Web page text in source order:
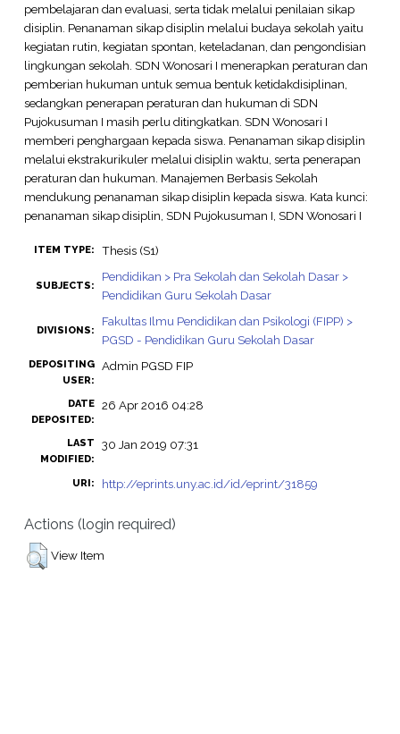
pembelajaran dan evaluasi, serta tidak melalui penilaian sikap
disiplin. Penanaman sikap disiplin melalui budaya sekolah yaitu
kegiatan rutin, kegiatan spontan, keteladanan, dan pengondisian
lingkungan sekolah. SDN Wonosari I menerapkan peraturan dan
pemberian hukuman untuk semua bentuk ketidakdisiplinan,
sedangkan penerapan peraturan dan hukuman di SDN
Pujokusuman I masih perlu ditingkatkan. SDN Wonosari I
memberi penghargaan kepada siswa. Penanaman sikap disiplin
melalui ekstrakurikuler melalui disiplin waktu, serta penerapan
peraturan dan hukuman. Manajemen Berbasis Sekolah
mendukung penanaman sikap disiplin kepada siswa. Kata kunci:
penanaman sikap disiplin, SDN Pujokusuman I, SDN Wonosari I
ITEM TYPE: Thesis (S1)
SUBJECTS:
Pendidikan > Pra Sekolah dan Sekolah Dasar >
Pendidikan Guru Sekolah Dasar
DIVISIONS:
Fakultas Ilmu Pendidikan dan Psikologi (FIPP) >
PGSD - Pendidikan Guru Sekolah Dasar
DEPOSITING
USER:
Admin PGSD FIP
DATE
DEPOSITED:
26 Apr 2016 04:28
LAST
MODIFIED:
30 Jan 2019 07:31
URI: http://eprints.uny.ac.id/id/eprint/31859
Actions (login required)
View Item